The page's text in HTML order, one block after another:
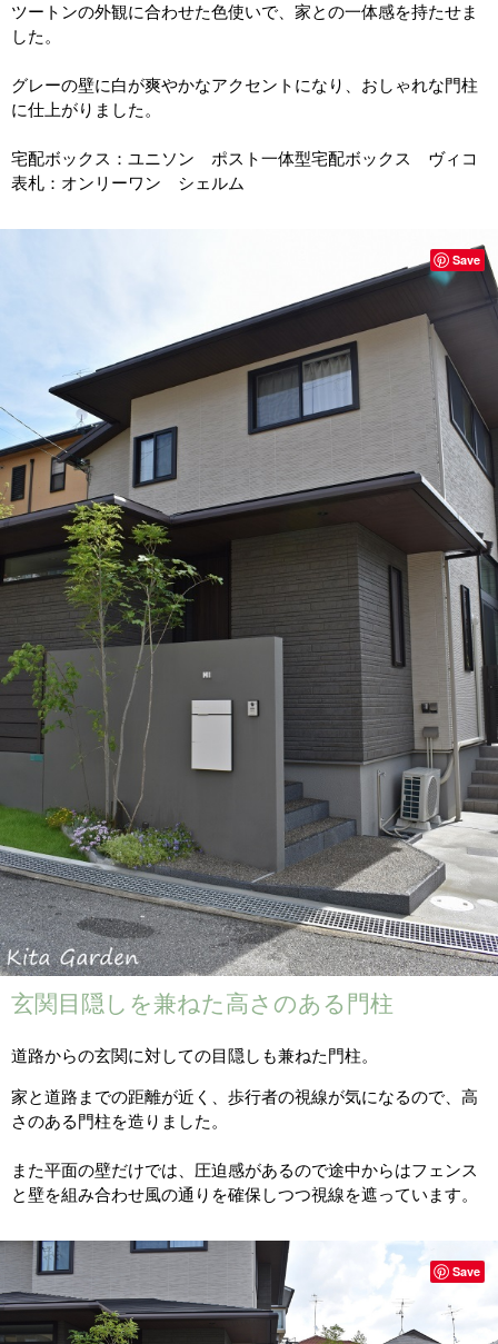
ツートンの外観に合わせた色使いで、家との一体感を持たせま
した。
グレーの壁に白が爽やかなアクセントになり、おしゃれな門柱
に仕上がりました。
宅配ボックス：ユニソン ポスト一体型宅配ボックス ヴィコ
表札：オンリーワン シェルム
玄関目隠しを兼ねた高さのある門柱
道路からの玄関に対しての目隠しも兼ねた門柱。
家と道路までの距離が近く、歩行者の視線が気になるので、高
さのある門柱を造りました。
また平面の壁だけでは、圧迫感があるので途中からはフェンス
と壁を組み合わせ風の通りを確保しつつ視線を遮っています。
Save
Save